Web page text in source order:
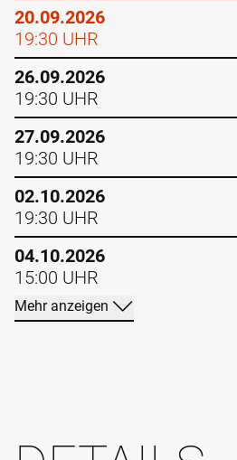
20.09.2026
19:30 UHR
26.09.2026
19:30 UHR
27.09.2026
19:30 UHR
02.10.2026
19:30 UHR
04.10.2026
15:00 UHR
Mehr anzeigen